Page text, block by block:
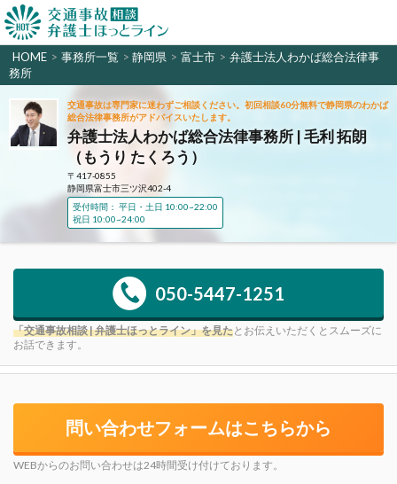
HOME > 事務所一覧 > 静岡県 > 富士市 > 弁護士法人わかば総合法律事
務所
交通事故は専門家に迷わずご相談ください。初回相談60分無料で静岡県のわかば
総合法律事務所がアドバイスいたします。
弁護士法人わかば総合法律事務所 | 毛利 拓朗
（もうり たくろう）
〒417-0855
静岡県富士市三ツ沢402-4
受付時間： 平日・土日 10:00~22:00
祝日 10:00~24:00
050-5447-1251
「交通事故相談 | 弁護士ほっとライン」を見たとお伝えいただくとスムーズに
お話できます。
問い合わせフォームはこちらから
WEBからのお問い合わせは24時間受け付けております。